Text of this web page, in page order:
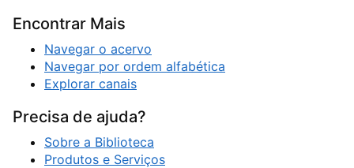
Encontrar Mais
Navegar o acervo
Navegar por ordem alfabética
Explorar canais
Precisa de ajuda?
Sobre a Biblioteca
Produtos e Serviços